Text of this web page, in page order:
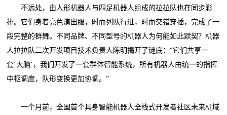
不远处，由人形机器人与四足机器人组成的拉拉队也在同步彩
排。它们身着亮色演出服，时而列队行进，时而交错穿插，完成了一
段完整的群舞。不同品牌、不同型号的机器人为何能如此默契？机器
人拉拉队二次开发项目技术负责人陈明揭开了谜底：“它们共享一
套‘大脑’，我们开发了一套群体智能系统，所有机器人由统一的指挥
中枢调度，队形变换更加协调。”
一个月前，全国首个具身智能机器人全栈式开发者社区未来机域